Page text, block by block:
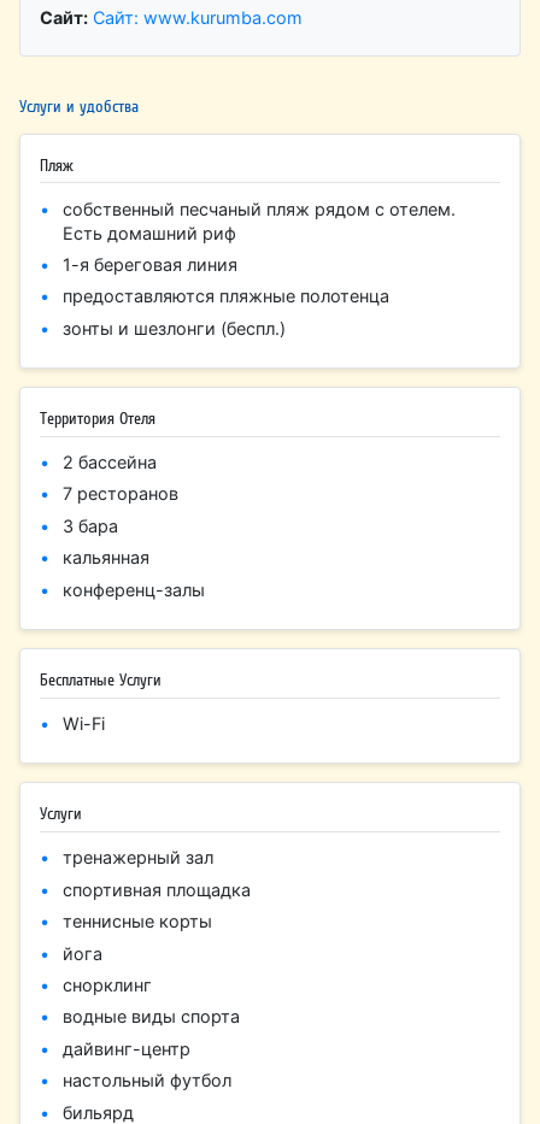
Сайт: Сайт: www.kurumba.com
Услуги и удобства
Пляж
собственный песчаный пляж рядом с отелем.
Есть домашний риф
1-я береговая линия
предоставляются пляжные полотенца
зонты и шезлонги (беспл.)
Территория Отеля
2 бассейна
7 ресторанов
3 бара
кальянная
конференц-залы
Бесплатные Услуги
Wi-Fi
Услуги
тренажерный зал
спортивная площадка
теннисные корты
йога
снорклинг
водные виды спорта
дайвинг-центр
настольный футбол
бильярд